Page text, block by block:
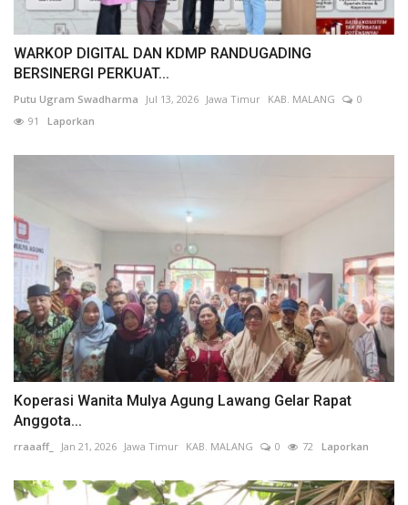
WARKOP DIGITAL DAN KDMP RANDUGADING
BERSINERGI PERKUAT...
Putu Ugram Swadharma Jul 13, 2026 Jawa Timur KAB. MALANG
0
91
Laporkan
Koperasi Wanita Mulya Agung Lawang Gelar Rapat
Anggota...
rraaaff_ Jan 21, 2026 Jawa Timur KAB. MALANG 0 72 Laporkan